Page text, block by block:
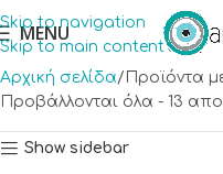
Skip to navigation
Skip to main content
MENU
Αρχική σελίδα
Προϊόντα
Προβάλλονται όλα - 13
Show sidebar